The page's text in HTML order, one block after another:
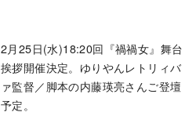
2月25日(水)18:20回『禍禍女』舞台
挨拶開催決定。ゆりやんレトリィバ
ァ監督／脚本の内藤瑛亮さんご登壇
予定。